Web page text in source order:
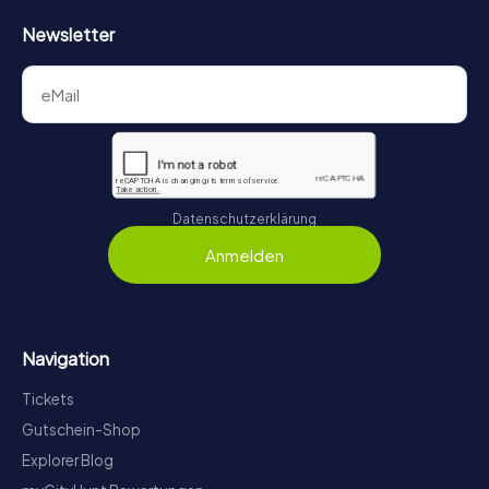
Newsletter
Datenschutzerklärung
Anmelden
Navigation
Tickets
Gutschein-Shop
Explorer Blog